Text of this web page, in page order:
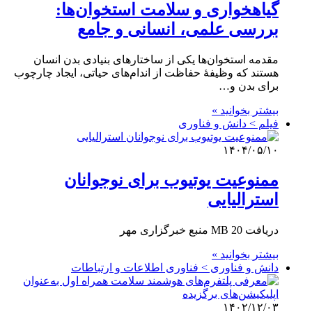
گیاهخواری و سلامت استخوان‌ها:
بررسی علمی، انسانی و جامع
مقدمه استخوان‌ها یکی از ساختارهای بنیادی بدن انسان
هستند که وظیفهٔ حفاظت از اندام‌های حیاتی، ایجاد چارچوب
برای بدن و…
بیشتر بخوانید »
فیلم > دانش و فناوری
۱۴۰۴/۰۵/۱۰
ممنوعیت یوتیوب برای نوجوانان
استرالیایی
دریافت 20 MB منبع خبرگزاری مهر
بیشتر بخوانید »
دانش و فناوری > فناوری اطلاعات و ارتباطات
۱۴۰۲/۱۲/۰۳